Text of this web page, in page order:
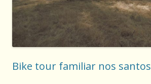
Bike tour familiar nos santos